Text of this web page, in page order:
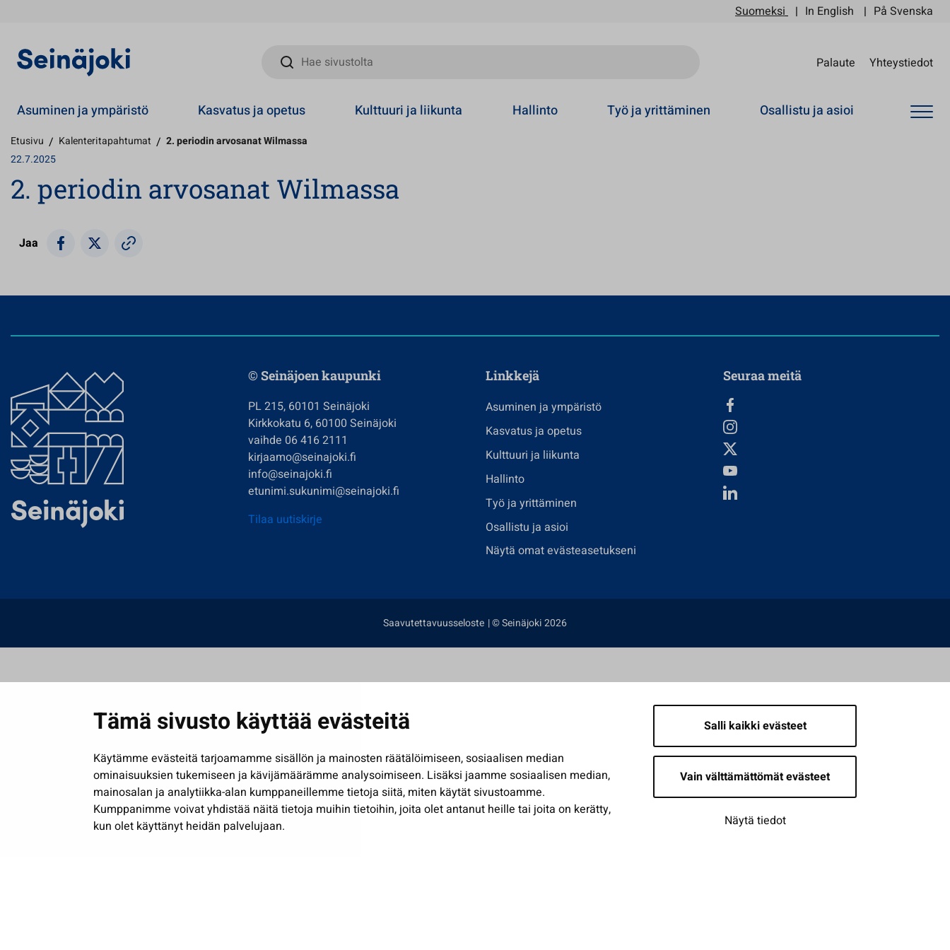
Tämä sivusto käyttää evästeitä
Käytämme evästeitä tarjoamamme sisällön ja mainosten räätälöimiseen, sosiaalisen median
ominaisuuksien tukemiseen ja kävijämäärämme analysoimiseen. Lisäksi jaamme sosiaalisen median,
mainosalan ja analytiikka-alan kumppaneillemme tietoja siitä, miten käytät sivustoamme.
Kumppanimme voivat yhdistää näitä tietoja muihin tietoihin, joita olet antanut heille tai joita on kerätty,
kun olet käyttänyt heidän palvelujaan.
Salli kaikki evästeet
Vain välttämättömät evästeet
Näytä tiedot
Suomeksi In English På Svenska
Hae sivustolta
Palaute Yhteystiedot
Asuminen ja ympäristö Kasvatus ja opetus Kulttuuri ja liikunta Hallinto Työ ja yrittäminen Osallistu ja asioi
Etusivu / Kalenteritapahtumat / 2. periodin arvosanat Wilmassa
22.7.2025
2. periodin arvosanat Wilmassa
Jaa
© Seinäjoen kaupunki
PL 215, 60101 Seinäjoki
Kirkkokatu 6, 60100 Seinäjoki
vaihde 06 416 2111
kirjaamo@seinajoki.fi
info@seinajoki.fi
etunimi.sukunimi@seinajoki.fi
Tilaa uutiskirje
Linkkejä
Asuminen ja ympäristö
Kasvatus ja opetus
Kulttuuri ja liikunta
Hallinto
Työ ja yrittäminen
Osallistu ja asioi
Näytä omat evästeasetukseni
Seuraa meitä
Saavutettavuusseloste | © Seinäjoki 2026